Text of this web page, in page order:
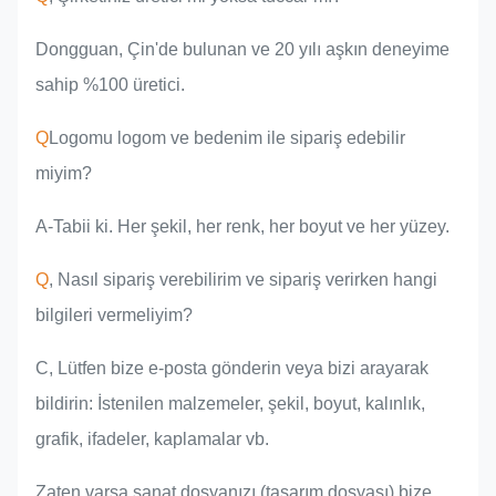
Dongguan, Çin'de bulunan ve 20 yılı aşkın deneyime
sahip %100 üretici.
QLogomu logom ve bedenim ile sipariş edebilir
miyim?
A-Tabii ki. Her şekil, her renk, her boyut ve her yüzey.
Q, Nasıl sipariş verebilirim ve sipariş verirken hangi
bilgileri vermeliyim?
C, Lütfen bize e-posta gönderin veya bizi arayarak
bildirin: İstenilen malzemeler, şekil, boyut, kalınlık,
grafik, ifadeler, kaplamalar vb.